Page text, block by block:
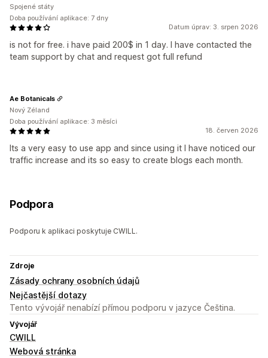
Datum úprav: 3. srpen 2026
is not for free. i have paid 200$ in 1 day. I have contacted the
team support by chat and request got full refund
Spojené státy
Doba používání aplikace: 7 dny
18. červen 2026
Its a very easy to use app and since using it I have noticed our
traffic increase and its so easy to create blogs each month.
Ae Botanicals
Nový Zéland
Doba používání aplikace: 3 měsíci
Podpora
Podporu k aplikaci poskytuje CWILL.
Zdroje
Zásady ochrany osobních údajů
Nejčastější dotazy
Tento vývojář nenabízí přímou podporu v jazyce Čeština.
Vývojář
CWILL
Webová stránka